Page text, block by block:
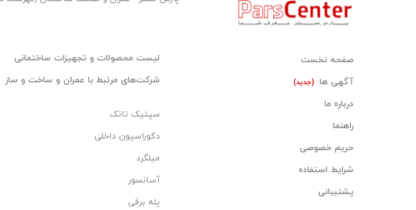
صفحه نخست
آگهی ها
(جدید)
درباره ما
راهنما
حریم خصوصی
شرایط استفاده
پشتیبانی
لیست محصولات و تجهیزات ساختمانی
شرکت‌های مرتبط با عمران و ساخت و ساز
سپتیک تانک
دکوراسیون داخلی
میلگرد
آسانسور
پله برقی